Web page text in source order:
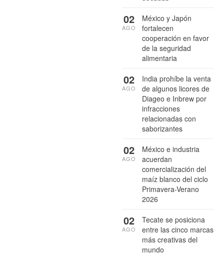
México y Japón
fortalecen
cooperación en favor
de la seguridad
alimentaria
02
AGO
India prohíbe la venta
de algunos licores de
Diageo e Inbrew por
infracciones
relacionadas con
saborizantes
02
AGO
México e industria
acuerdan
comercialización del
maíz blanco del ciclo
Primavera-Verano
2026
02
AGO
Tecate se posiciona
entre las cinco marcas
más creativas del
mundo
02
AGO